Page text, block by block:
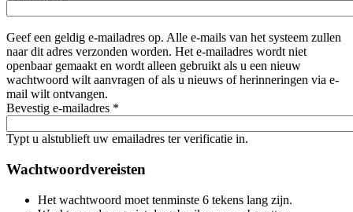
Geef een geldig e-mailadres op. Alle e-mails van het systeem zullen
naar dit adres verzonden worden. Het e-mailadres wordt niet
openbaar gemaakt en wordt alleen gebruikt als u een nieuw
wachtwoord wilt aanvragen of als u nieuws of herinneringen via e-
mail wilt ontvangen.
Bevestig e-mailadres *
Typt u alstublieft uw emailadres ter verificatie in.
Wachtwoordvereisten
Het wachtwoord moet tenminste 6 tekens lang zijn.